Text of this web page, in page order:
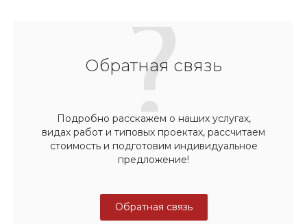
Обратная связь
Подробно расскажем о наших услугах,
видах работ и типовых проектах, рассчитаем
стоимость и подготовим индивидуальное
предложение!
Обратная связь